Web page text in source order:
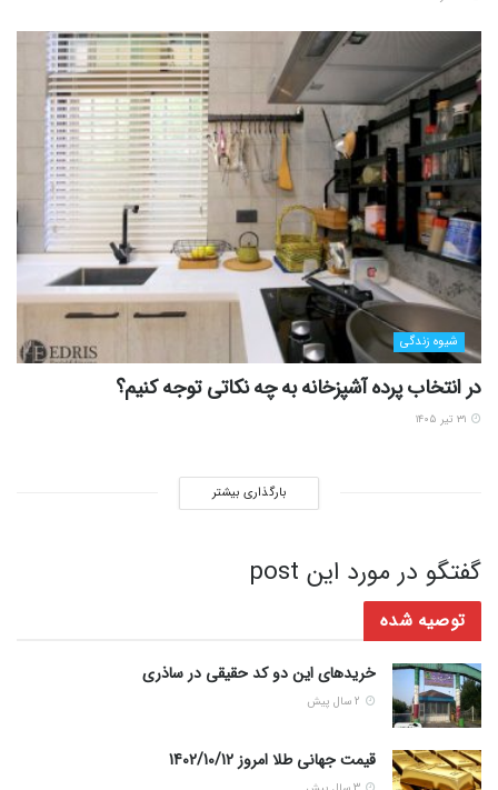
شیوه زندگی
در انتخاب پرده آشپزخانه به چه نکاتی توجه کنیم؟
بارگذاری بیشتر
گفتگو در مورد این post
توصیه شده
خرید‌های این دو کد حقیقی در ساذری
قیمت جهانی طلا امروز 1402/10/12